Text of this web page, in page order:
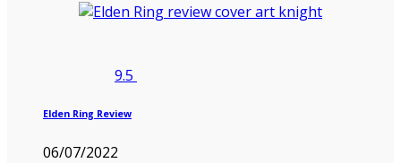
9.5
Elden Ring Review
06/07/2022